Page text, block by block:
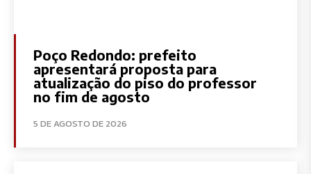
Poço Redondo: prefeito
apresentará proposta para
atualização do piso do professor
no fim de agosto
5 DE AGOSTO DE 2026